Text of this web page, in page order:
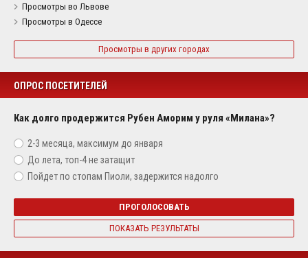
Просмотры во Львове
Просмотры в Одессе
Просмотры в других городах
ОПРОС ПОСЕТИТЕЛЕЙ
Как долго продержится Рубен Аморим у руля «Милана»?
2-3 месяца, максимум до января
До лета, топ-4 не затащит
Пойдет по стопам Пиоли, задержится надолго
ПРОГОЛОСОВАТЬ
ПОКАЗАТЬ РЕЗУЛЬТАТЫ